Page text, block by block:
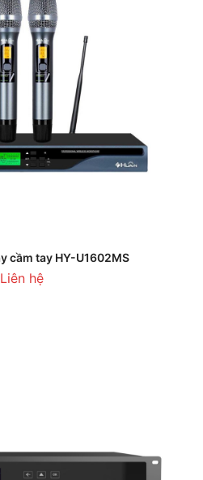
cầm tay HY-U1602MS
Liên hệ